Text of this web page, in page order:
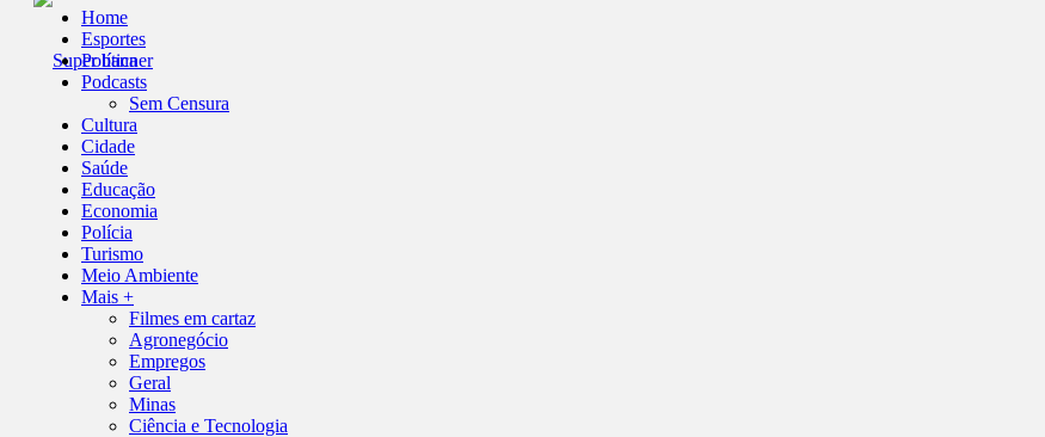
Home
Esportes
Política
Podcasts
Sem Censura
Cultura
Cidade
Saúde
Educação
Economia
Polícia
Turismo
Meio Ambiente
Mais +
Filmes em cartaz
Agronegócio
Empregos
Geral
Minas
Ciência e Tecnologia